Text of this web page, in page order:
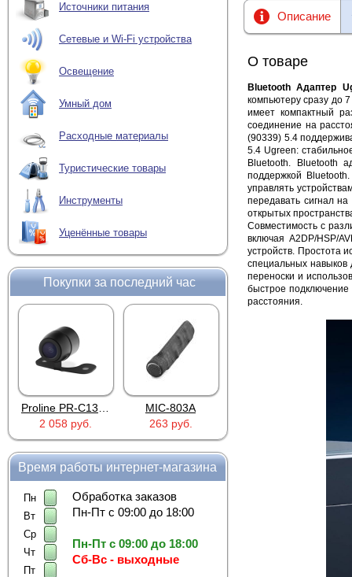
Источники питания
Сетевые и Wi-Fi устройства
Освещение
Умный дом
Расходные материалы
Туристические товары
Инструменты
Уценённые товары
Покупки за последний час
2 058 руб.
MIC-803A
263 руб.
Время работы интернет-магазина
Пн
Вт
Ср
Чт
Пт
Обработка заказов
Пн-Пт с 09:00 до 18:00
Пн-Пт с 09:00 до 18:00
Сб-Вс - выходные
Описание
О товаре
Bluetooth Адаптер
компьютеру сразу до
имеет компактный
соединение на
(90339) 5.4
5.4 Ugreen:
Bluetooth. Bluetooth
поддержкой
управлять
передавать сигнал
открытых
Совместимость с
включая A2DP/HSP/
устройств. Простота
специальных навыков
переноски и
быстрое подключение
расстояния.